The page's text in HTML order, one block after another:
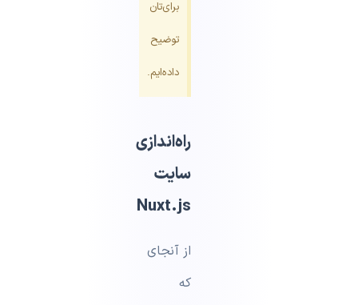
برای‌تان
توضیح
داده‌ایم.
راه‌اندازی
سایت
Nuxt.js
از آنجای
که